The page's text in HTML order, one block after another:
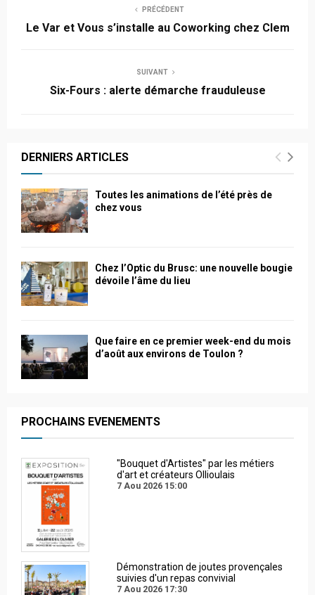
PRÉCÉDENT
Le Var et Vous s’installe au Coworking chez Clem
SUIVANT
Six-Fours : alerte démarche frauduleuse
DERNIERS ARTICLES
Toutes les animations de l’été près de
chez vous
Chez l’Optic du Brusc: une nouvelle bougie
dévoile l’âme du lieu
Que faire en ce premier week-end du mois
d’août aux environs de Toulon ?
PROCHAINS EVENEMENTS
"Bouquet d'Artistes" par les métiers
d'art et créateurs Ollioulais
7 Aou 2026 15:00
Démonstration de joutes provençales
suivies d'un repas convivial
7 Aou 2026 17:30